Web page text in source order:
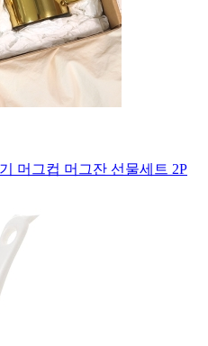
머그컵 머그잔 선물세트 2P